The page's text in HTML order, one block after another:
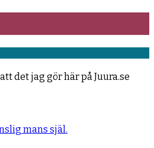
det jag gör här på Juura.se
mans själ.